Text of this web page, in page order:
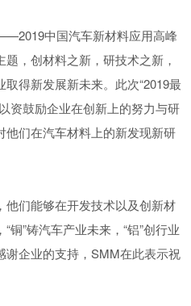
中国汽车新材料应用高峰
，创材料之新，研技术之新，
得新发展新未来。此次“2019最
资鼓励企业在创新上的努力与研
他们在汽车材料上的新发现新研
们能够在开发技术以及创新材
铜”铸汽车产业未来，“铝”创行业
谢企业的支持，SMM在此表示祝